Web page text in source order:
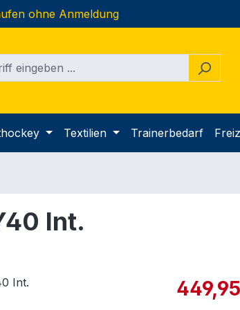
ohne Anmeldung
Textilien Trainerbedarf
Int.